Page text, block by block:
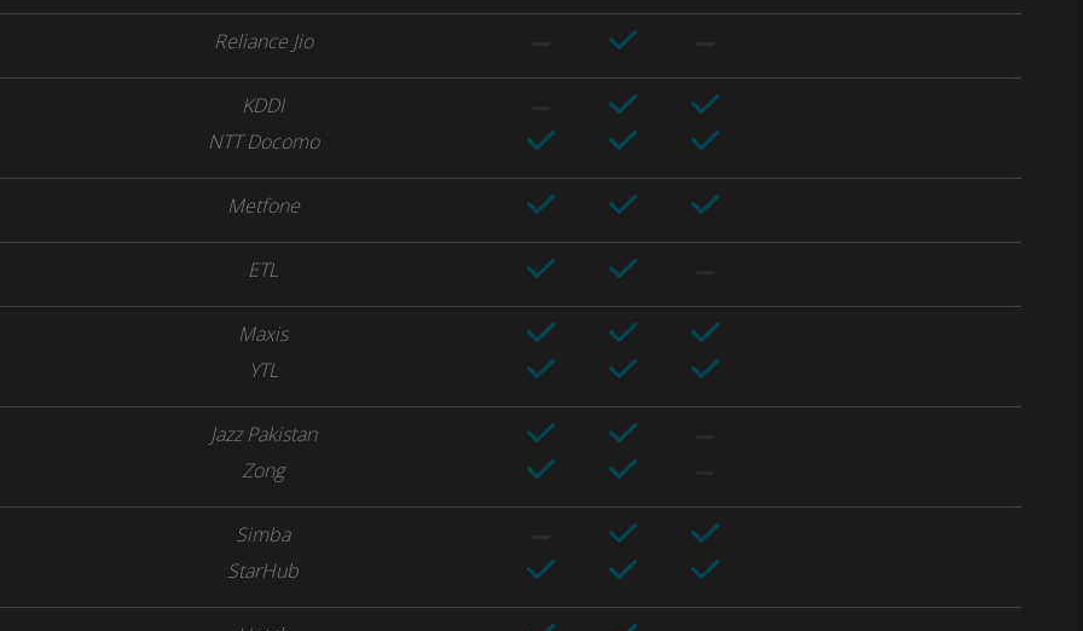
Reliance Jio
KDDI
NTT Docomo
Metfone
ETL
Maxis
YTL
Jazz Pakistan
Zong
Simba
StarHub